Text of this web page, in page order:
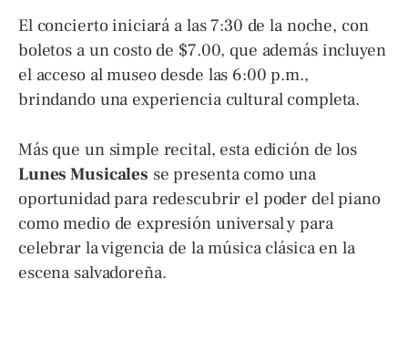
El concierto iniciará a las 7:30 de la noche, con
boletos a un costo de $7.00, que además incluyen
el acceso al museo desde las 6:00 p.m.,
brindando una experiencia cultural completa.
Más que un simple recital, esta edición de los
Lunes Musicales se presenta como una
oportunidad para redescubrir el poder del piano
como medio de expresión universal y para
celebrar la vigencia de la música clásica en la
escena salvadoreña.